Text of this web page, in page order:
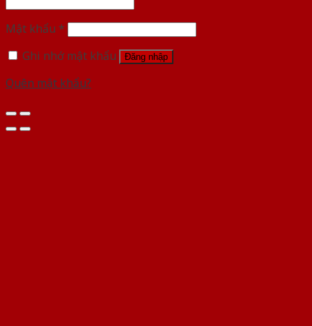
Mật khẩu *
Ghi nhớ mật khẩu
Đăng nhập
Quên mật khẩu?